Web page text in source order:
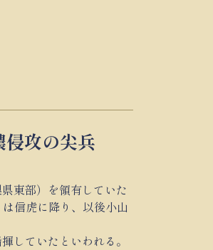
攻の尖兵
東部）を領有していた
信虎に降り、以後小山
していたといわれる。